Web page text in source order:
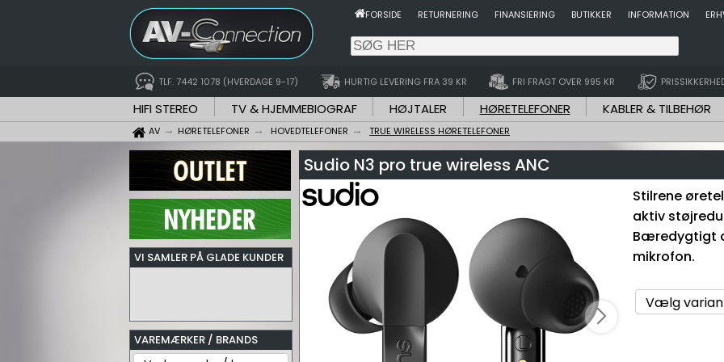
FORSIDE RETURNERING FINANSIERING BUTIKKER INFORMATION
TLF. 7442 1078 (HVERDAGE 9-17) HURTIG LEVERING FRA 39 KR FRI FRAGT OVER 995 KR
HIFI STEREO TV & HJEMMEBIOGRAF HØJTALER HØRETELEFONER KABLER & TILBEHØR
AV HØRETELEFONER HOVEDTELEFONER TRUE WIRELESS HØRETELEFONER
VI SAMLER PÅ GLADE KUNDER
VAREMÆRKER / BRANDS
Sudio N3 pro true wireless ANC
Stilrene
aktiv
Bæredygtigt
mikrofon.